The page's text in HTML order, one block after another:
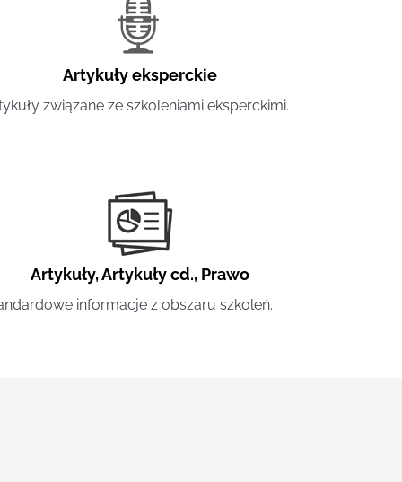
Artykuły eksperckie
związane ze szkoleniami eksperckimi.
Artykuły,Artykuły cd., Prawo
informacje z obszaru szkoleń.